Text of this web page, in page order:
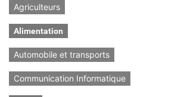
Agriculteurs
Alimentation
Automobile et transports
Communication Informatique